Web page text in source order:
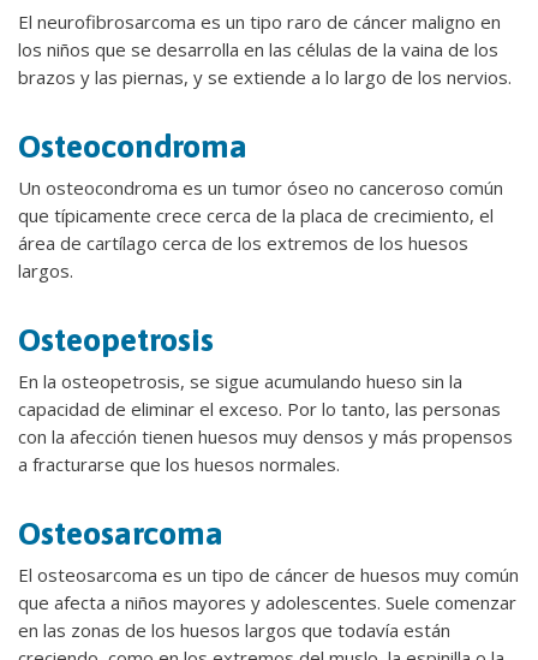
El neurofibrosarcoma es un tipo raro de cáncer maligno en
los niños que se desarrolla en las células de la vaina de los
brazos y las piernas, y se extiende a lo largo de los nervios.
Osteocondroma
Un osteocondroma es un tumor óseo no canceroso común
que típicamente crece cerca de la placa de crecimiento, el
área de cartílago cerca de los extremos de los huesos
largos.
Osteopetrosis
En la osteopetrosis, se sigue acumulando hueso sin la
capacidad de eliminar el exceso. Por lo tanto, las personas
con la afección tienen huesos muy densos y más propensos
a fracturarse que los huesos normales.
Osteosarcoma
El osteosarcoma es un tipo de cáncer de huesos muy común
que afecta a niños mayores y adolescentes. Suele comenzar
en las zonas de los huesos largos que todavía están